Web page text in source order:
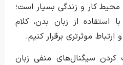
محیط کار و زندگی بسیار است؛
استفاده از زبان بدن، کلام
موثرتری برقرار کنیم.
سیگنال‌های منفی زبان